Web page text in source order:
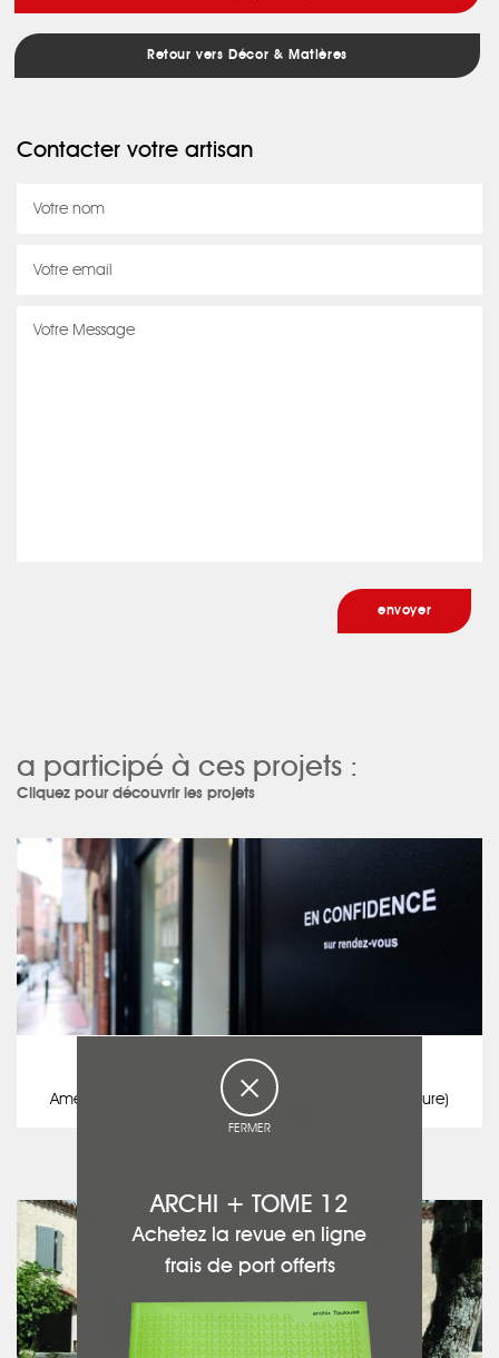
Retour vers Décor & Matières
Contacter votre artisan
a participé à ces projets :
Cliquez pour découvrir les projets
ASA ALEXANDRE SUBRA ARCHITECTES
Alexandre SUBRA
Aménagement d'une parenthèse bien-être (soin coiffure)
voir ce projet
FERMER
ARCHI + TOME 12
Achetez la revue en ligne
frais de port offerts